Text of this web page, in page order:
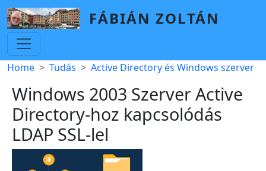
Skip to main content
FÁBIÁN ZOLTÁN
Breadcrumb
Home Tudás Active Directory és Windows szerver
Windows 2003 Szerver Active
Directory-hoz kapcsolódás
LDAP SSL-lel